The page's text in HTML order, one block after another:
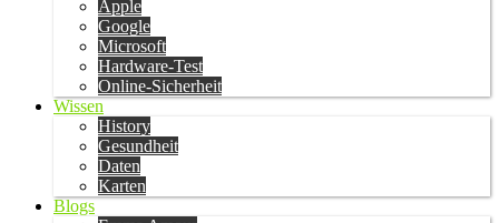
Apple
Google
Microsoft
Hardware-Test
Online-Sicherheit
Wissen
History
Gesundheit
Daten
Karten
Blogs